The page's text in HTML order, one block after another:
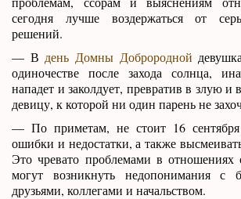
сегодня лучше воздержаться от
решений.
— В день Домны Доброродной
одиночестве после захода солнца,
нападет и заколдует, превратив в злую и
девицу, к которой ни один парень не
— По приметам, не стоит 16
ошибки и недостатки, а также
Это чревато проблемами в
могут возникнуть недопонимания с
друзьями, коллегами и начальством.